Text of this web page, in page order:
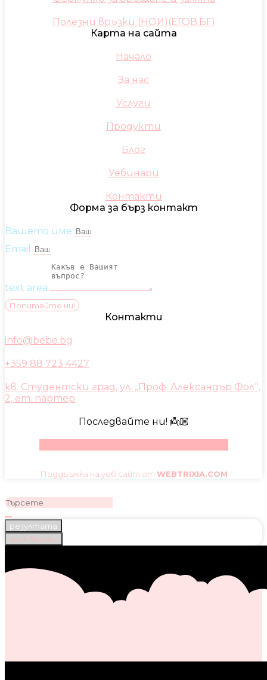
Полезни връзки (НОИ)(ЕГОВ.БГ)
Карта на сайта
Начало
За нас
Услуги
Продукти
Блог
Уебинари
Контакти
Форма за бърз контакт
Вашето име
Email
text area
Попитайте ни!
Контакти
info@bebe.bg
+359 88 723 4427
кв. Студентски град, ул. „Проф. Александър Фол“,
2, ет. партер
Последвайте ни! 👼🏼
Поддръжка на уеб сайт от WEBTRIXIA.COM
резултата
Виж всички